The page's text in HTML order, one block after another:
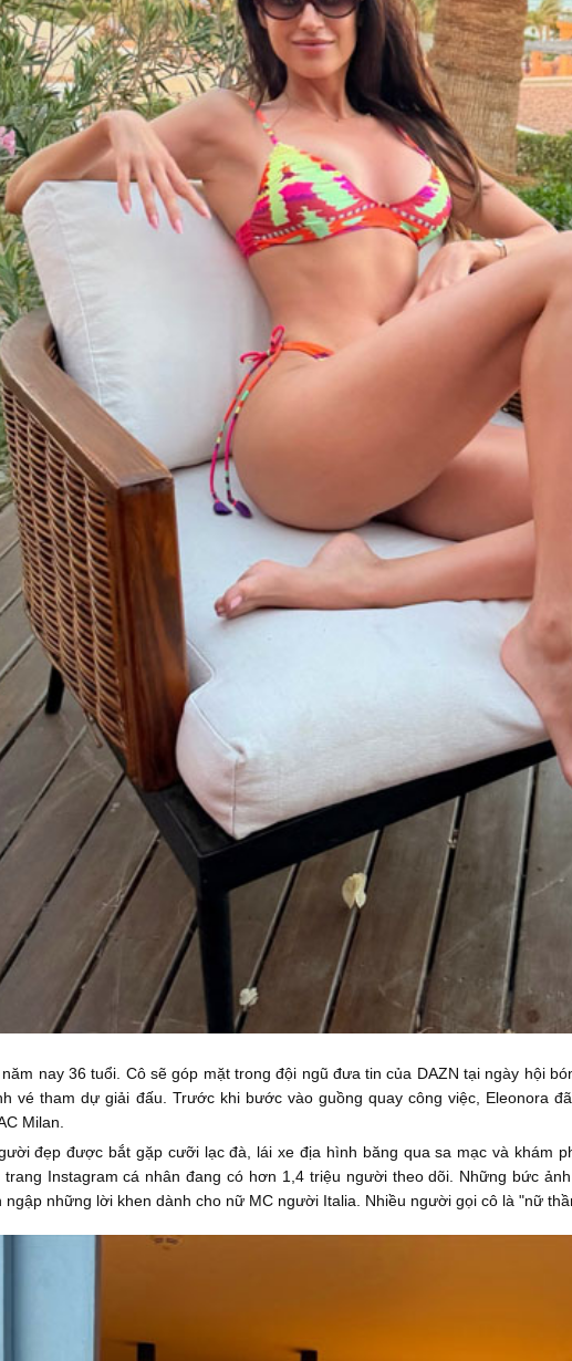
nay 36 tuổi. Cô sẽ góp mặt trong đội ngũ đưa tin của DAZN tại ngày hội
vé tham dự giải đấu. Trước khi bước vào guồng quay công việc, Eleonora
Milan.
đẹp được bắt gặp cưỡi lạc đà, lái xe địa hình băng qua sa mạc và khám
trang Instagram cá nhân đang có hơn 1,4 triệu người theo dõi. Những bức
ngập những lời khen dành cho nữ MC người Italia. Nhiều người gọi cô là "nữ